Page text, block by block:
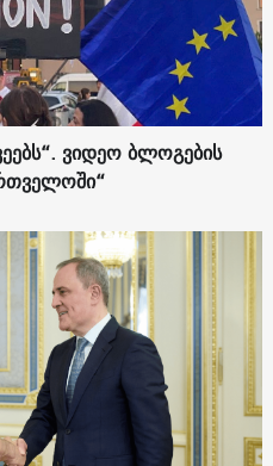
ვიდეო ბლოგების